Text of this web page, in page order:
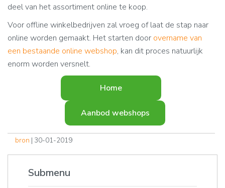
deel van het assortiment online te koop.
Voor offline winkelbedrijven zal vroeg of laat de stap naar
online worden gemaakt. Het starten door overname van
een bestaande online webshop, kan dit proces natuurlijk
enorm worden versnelt.
Home
Aanbod webshops
bron | 30-01-2019
Submenu